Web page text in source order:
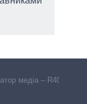
медіа – R40-